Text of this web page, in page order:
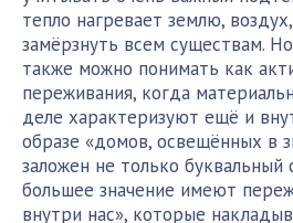
тепло нагревает землю,
замёрзнуть всем существам.
также можно понимать как
переживания, когда
деле характеризуют ещё и
образе «домов, освещённых в
заложен не только буквальный
большее значение имеют
внутри нас», которые